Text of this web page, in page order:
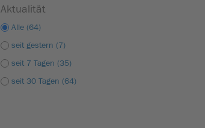
Aktualität
Alle (64)
seit gestern (7)
seit 7 Tagen (35)
seit 30 Tagen (64)